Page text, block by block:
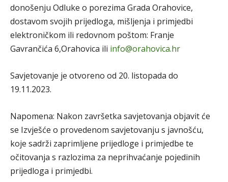
donošenju Odluke o porezima Grada Orahovice,
dostavom svojih prijedloga, mišljenja i primjedbi
elektroničkom ili redovnom poštom: Franje
Gavrančića 6,Orahovica ili info@orahovica.hr
Savjetovanje je otvoreno od 20. listopada do
19.11.2023.
Napomena: Nakon završetka savjetovanja objavit će
se Izvješće o provedenom savjetovanju s javnošću,
koje sadrži zaprimljene prijedloge i primjedbe te
očitovanja s razlozima za neprihvaćanje pojedinih
prijedloga i primjedbi.